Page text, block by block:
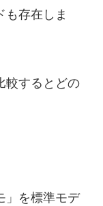
も存在しま
較するとどの
」を標準モデ